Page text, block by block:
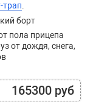
трап
борт
пола прицепа
от дождя, снега,
165300 руб